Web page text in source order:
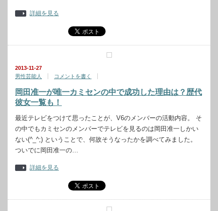
詳細を見る
2013-11-27
男性芸能人
コメントを書く
岡田准一が唯一カミセンの中で成功した理由は？歴代
彼女一覧も！
最近テレビをつけて思ったことが、V6のメンバーの活動内容。 そ
の中でもカミセンのメンバーでテレビを見るのは岡田准一しかい
ない(^_^;) ということで、何故そうなったかを調べてみました。
ついでに岡田准一の…
詳細を見る